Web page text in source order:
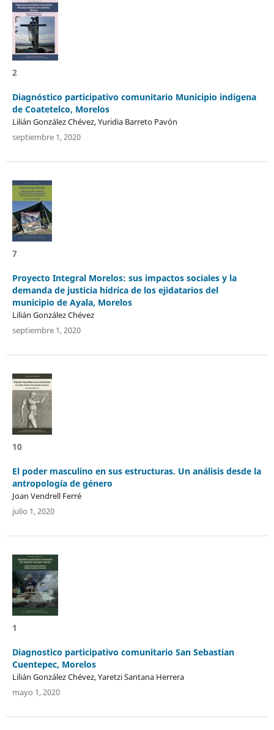
2
Diagnóstico participativo comunitario Municipio indígena
de Coatetelco, Morelos
Lilián González Chévez, Yuridia Barreto Pavón
septiembre 1, 2020
7
Proyecto Integral Morelos: sus impactos sociales y la
demanda de justicia hídrica de los ejidatarios del
municipio de Ayala, Morelos
Lilián González Chévez
septiembre 1, 2020
10
El poder masculino en sus estructuras. Un análisis desde la
antropología de género
Joan Vendrell Ferré
julio 1, 2020
1
Diagnostico participativo comunitario San Sebastian
Cuentepec, Morelos
Lilián González Chévez, Yaretzi Santana Herrera
mayo 1, 2020